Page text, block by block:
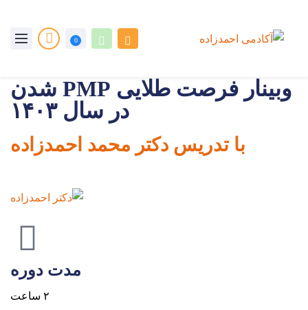
0
وبینار فرصت طلایی PMP شدن
در سال ۱۴۰۳
با تدریس دکتر محمد احمدزاده
مدت دوره
۲ ساعت